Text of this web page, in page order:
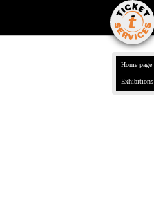
Home page
Exhibitions